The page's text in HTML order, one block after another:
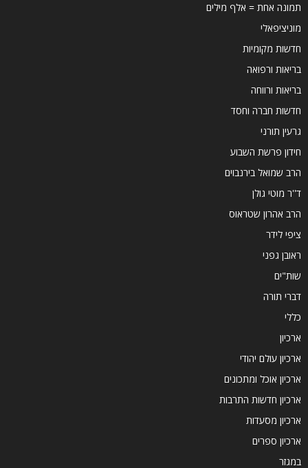
תמונה אחת = אלף מילים
מוניציפאלי
חדשות מקומיות
בריאות ורפואה
בריאות ורווחה
חדשות חברה וחסד
גרעין תורני
חידון פרשת השבוע
הרב שמואל בירנבוים
ד''ר מוטי גולן
הרב אהרון שטראוס
ציפי לידר
ראובן גפני
שות"ים
דברי תורה
כללי
ארכיון
ארכיון עולם יהודי
ארכיון אוכל ומתכונים
ארכיון חדשות התרבות
ארכיון מסעדות
ארכיון ספרים
במגזר